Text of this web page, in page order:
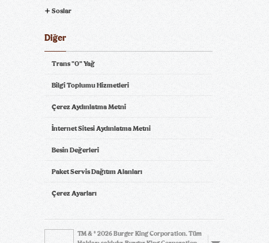
Soslar
Diğer
Trans "0" Yağ
Bilgi Toplumu Hizmetleri
Çerez Aydınlatma Metni
İnternet Sitesi Aydınlatma Metni
Besin Değerleri
Paket Servis Dağıtım Alanları
Çerez Ayarları
TM & © 2026 Burger King Corporation. Tüm